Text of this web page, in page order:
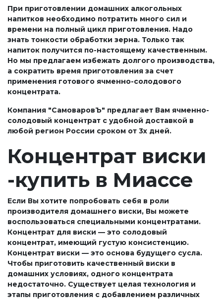
При приготовлении домашних алкогольных
напитков необходимо потратить много сил и
времени на полный цикл приготовления. Надо
знать тонкости обработки зерна. Только так
напиток получится по-настоящему качественным.
Но мы предлагаем избежать долгого производства,
а сократить время приготовления за счет
применения готового ячменно-солодового
концентрата.
Компания "СамоваровЪ" предлагает Вам ячменно-
солодовый концентрат с удобной доставкой в
любой регион России сроком от 3х дней.
Концентрат виски
-купить в Миассе
Если Вы хотите попробовать себя в роли
производителя домашнего виски, Вы можете
воспользоваться специальными концентратами.
Концентрат для виски — это солодовый
концентрат, имеющий густую консистенцию.
Концентрат виски — это основа будущего сусла.
Чтобы приготовить качественный виски в
домашних условиях, одного концентрата
недостаточно. Существует целая технология и
этапы приготовления с добавлением различных